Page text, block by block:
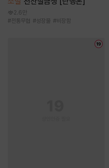
2.6만
#전통무협 #성장물 #비장함